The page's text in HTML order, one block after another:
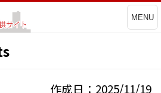
MENU
作成日：2025/11/19